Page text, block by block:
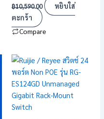
฿10,590.00
หยิบใส่
ตะกร้า
Compare